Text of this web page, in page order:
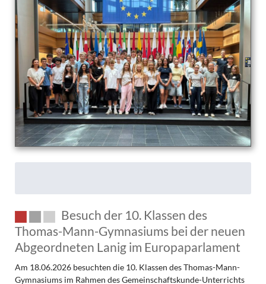
Wildparks
–
die
7d
zu
Besuch
beim
KSC
Besuch der 10. Klassen des
Thomas-Mann-Gymnasiums bei der neuen
Abgeordneten Lanig im Europaparlament
Am 18.06.2026 besuchten die 10. Klassen des Thomas-Mann-
Gymnasiums im Rahmen des Gemeinschaftskunde-Unterrichts